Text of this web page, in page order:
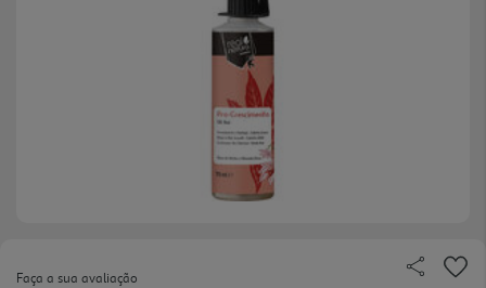
Faça a sua avaliação